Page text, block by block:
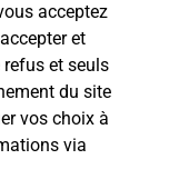
acceptez
et
et seuls
du site
vos choix à
via
?